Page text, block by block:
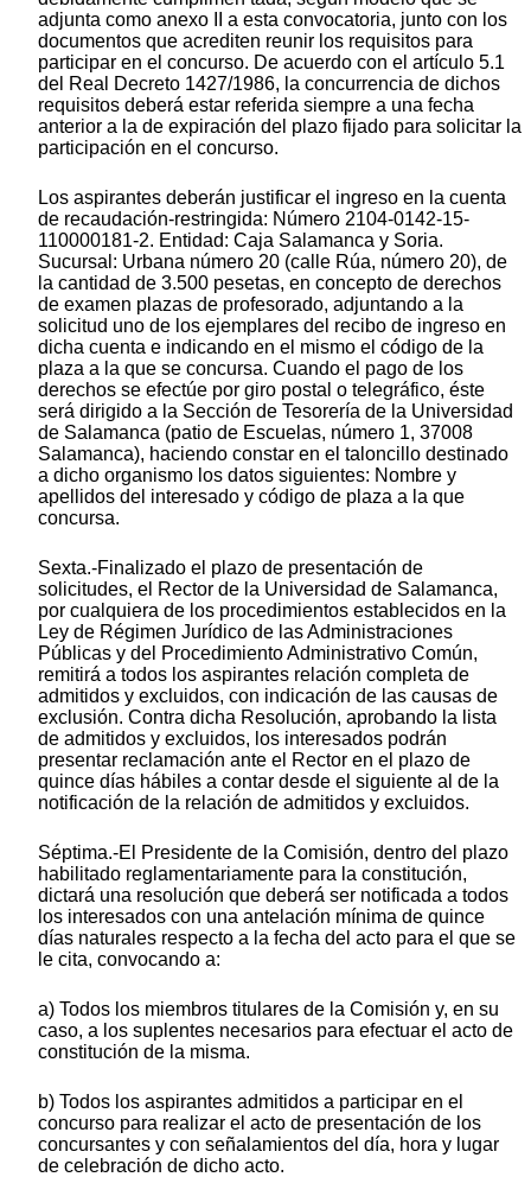
adjunta como anexo II a esta convocatoria, junto con los
documentos que acrediten reunir los requisitos para
participar en el concurso. De acuerdo con el artículo 5.1
del Real Decreto 1427/1986, la concurrencia de dichos
requisitos deberá estar referida siempre a una fecha
anterior a la de expiración del plazo fijado para solicitar la
participación en el concurso.
Los aspirantes deberán justificar el ingreso en la cuenta
de recaudación-restringida: Número 2104-0142-15-
110000181-2. Entidad: Caja Salamanca y Soria.
Sucursal: Urbana número 20 (calle Rúa, número 20), de
la cantidad de 3.500 pesetas, en concepto de derechos
de examen plazas de profesorado, adjuntando a la
solicitud uno de los ejemplares del recibo de ingreso en
dicha cuenta e indicando en el mismo el código de la
plaza a la que se concursa. Cuando el pago de los
derechos se efectúe por giro postal o telegráfico, éste
será dirigido a la Sección de Tesorería de la Universidad
de Salamanca (patio de Escuelas, número 1, 37008
Salamanca), haciendo constar en el taloncillo destinado
a dicho organismo los datos siguientes: Nombre y
apellidos del interesado y código de plaza a la que
concursa.
Sexta.-Finalizado el plazo de presentación de
solicitudes, el Rector de la Universidad de Salamanca,
por cualquiera de los procedimientos establecidos en la
Ley de Régimen Jurídico de las Administraciones
Públicas y del Procedimiento Administrativo Común,
remitirá a todos los aspirantes relación completa de
admitidos y excluidos, con indicación de las causas de
exclusión. Contra dicha Resolución, aprobando la lista
de admitidos y excluidos, los interesados podrán
presentar reclamación ante el Rector en el plazo de
quince días hábiles a contar desde el siguiente al de la
notificación de la relación de admitidos y excluidos.
Séptima.-El Presidente de la Comisión, dentro del plazo
habilitado reglamentariamente para la constitución,
dictará una resolución que deberá ser notificada a todos
los interesados con una antelación mínima de quince
días naturales respecto a la fecha del acto para el que se
le cita, convocando a:
a) Todos los miembros titulares de la Comisión y, en su
caso, a los suplentes necesarios para efectuar el acto de
constitución de la misma.
b) Todos los aspirantes admitidos a participar en el
concurso para realizar el acto de presentación de los
concursantes y con señalamientos del día, hora y lugar
de celebración de dicho acto.